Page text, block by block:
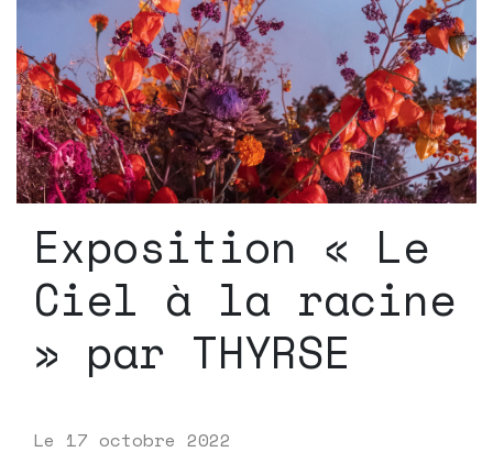
Exposition « Le
Ciel à la racine
» par THYRSE
Le 17 octobre 2022